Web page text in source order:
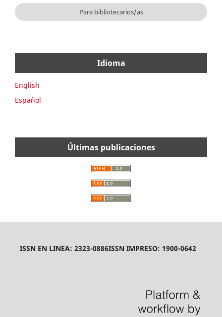
Para bibliotecarios/as
Idioma
English
Español
Últimas publicaciones
ISSN EN LINEA: 2323-0886ISSN IMPRESO: 1900-0642